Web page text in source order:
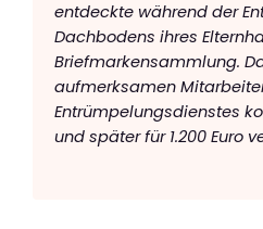
entdeckte während der
Dachbodens ihres
Briefmarkensammlung.
aufmerksamen
Entrümpelungsdienstes
und später für 1.200 Euro